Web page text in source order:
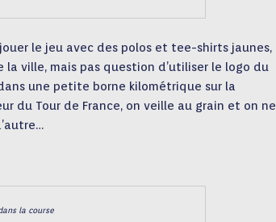
le jeu avec des polos et tee-shirts jaunes,
ville, mais pas question d’utiliser le logo du
une petite borne kilométrique sur la
du Tour de France, on veille au grain et on ne
la course